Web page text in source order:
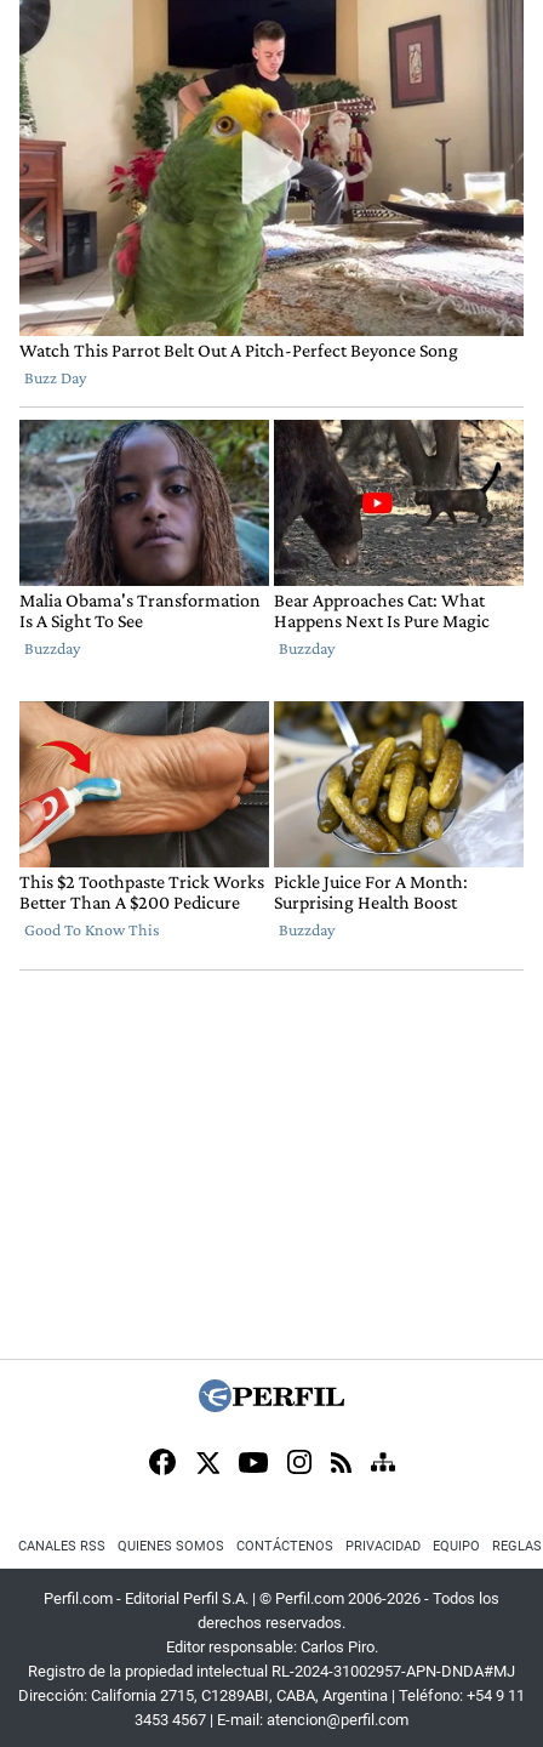
CANALES RSS QUIENES SOMOS CONTÁCTENOS PRIVACIDAD EQUIPO
Perfil.com - Editorial Perfil S.A. | © Perfil.com 2006-2026 - Todos los
derechos reservados.
Editor responsable: Carlos Piro.
Registro de la propiedad intelectual RL-2024-31002957-APN-DNDA#MJ
Dirección: California 2715, C1289ABI, CABA, Argentina | Teléfono: +54 9 11
3453 4567 | E-mail: atencion@perfil.com